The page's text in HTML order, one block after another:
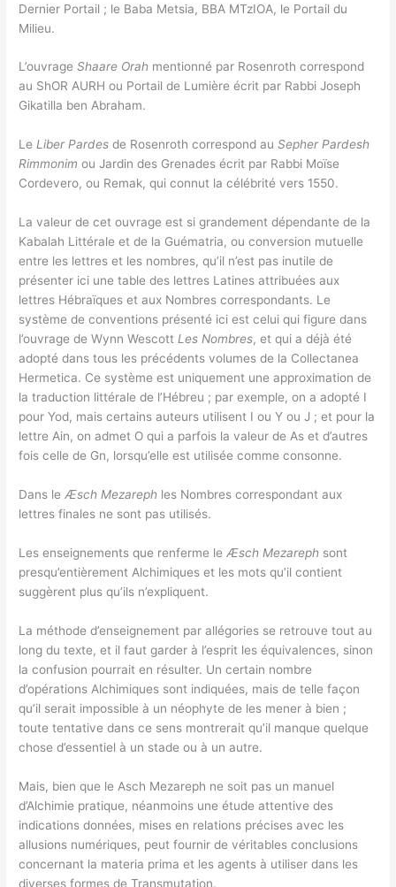
Dernier Portail ; le Baba Metsia, BBA MTzIOA, le Portail du
Milieu.
L’ouvrageShaare Orah mentionné par Rosenroth correspond
au ShOR AURH ou Portail de Lumière écrit par Rabbi Joseph
Gikatilla ben Abraham.
LeLiber Pardes de Rosenroth correspond auSepher Pardesh
Rimmonim ou Jardin des Grenades écrit par Rabbi Moïse
Cordevero, ou Remak, qui connut la célébrité vers 1550.
La valeur de cet ouvrage est si grandement dépendante de la
Kabalah Littérale et de la Guématria, ou conversion mutuelle
entre les lettres et les nombres, qu’il n’est pas inutile de
présenter ici une table des lettres Latines attribuées aux
lettres Hébraïques et aux Nombres correspondants. Le
système de conventions présenté ici est celui qui figure dans
l’ouvrage de Wynn Wescott Les Nombres, et qui a déjà été
adopté dans tous les précédents volumes de la Collectanea
Hermetica. Ce système est uniquement une approximation de
la traduction littérale de l’Hébreu ; par exemple, on a adopté I
pour Yod, mais certains auteurs utilisent I ou Y ou J ; et pour la
lettre Ain, on admet O qui a parfois la valeur de As et d’autres
fois celle de Gn, lorsqu’elle est utilisée comme consonne.
Dans leÆsch Mezareph les Nombres correspondant aux
lettres finales ne sont pas utilisés.
Les enseignements que renferme leÆsch Mezareph sont
presqu’entièrement Alchimiques et les mots qu’il contient
suggèrent plus qu’ils n’expliquent.
La méthode d’enseignement par allégories se retrouve tout au
long du texte, et il faut garder à l’esprit les équivalences, sinon
la confusion pourrait en résulter. Un certain nombre
d’opérations Alchimiques sont indiquées, mais de telle façon
qu’il serait impossible à un néophyte de les mener à bien ;
toute tentative dans ce sens montrerait qu’il manque quelque
chose d’essentiel à un stade ou à un autre.
Mais, bien que le Asch Mezareph ne soit pas un manuel
d’Alchimie pratique, néanmoins une étude attentive des
indications données, mises en relations précises avec les
allusions numériques, peut fournir de véritables conclusions
concernant la materia prima et les agents à utiliser dans les
diverses formes de Transmutation.